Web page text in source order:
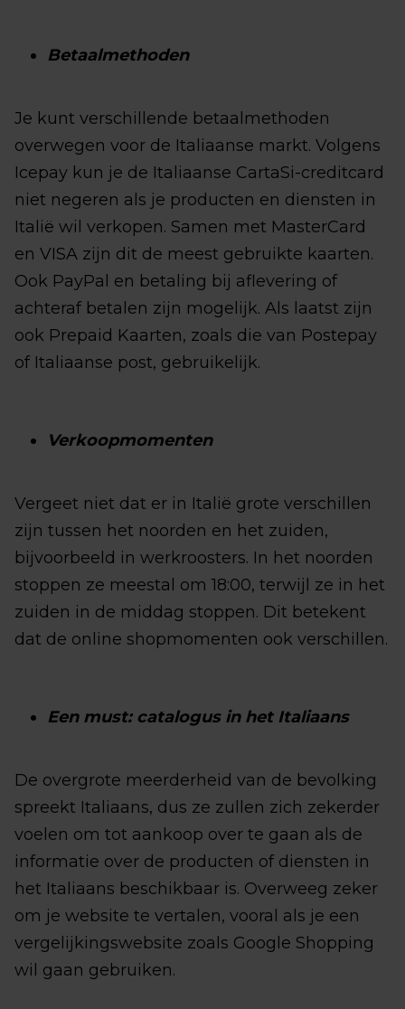
Betaalmethoden
Je kunt verschillende betaalmethoden
overwegen voor de Italiaanse markt. Volgens
Icepay kun je de Italiaanse CartaSi-creditcard
niet negeren als je producten en diensten in
Italië wil verkopen. Samen met MasterCard
en VISA zijn dit de meest gebruikte kaarten.
Ook PayPal en betaling bij aflevering of
achteraf betalen zijn mogelijk. Als laatst zijn
ook Prepaid Kaarten, zoals die van Postepay
of Italiaanse post, gebruikelijk.
Verkoopmomenten
Vergeet niet dat er in Italië grote verschillen
zijn tussen het noorden en het zuiden,
bijvoorbeeld in werkroosters. In het noorden
stoppen ze meestal om 18:00, terwijl ze in het
zuiden in de middag stoppen. Dit betekent
dat de online shopmomenten ook verschillen.
Een must: catalogus in het Italiaans
De overgrote meerderheid van de bevolking
spreekt Italiaans, dus ze zullen zich zekerder
voelen om tot aankoop over te gaan als de
informatie over de producten of diensten in
het Italiaans beschikbaar is. Overweeg zeker
om je website te vertalen, vooral als je een
vergelijkingswebsite zoals Google Shopping
wil gaan gebruiken.